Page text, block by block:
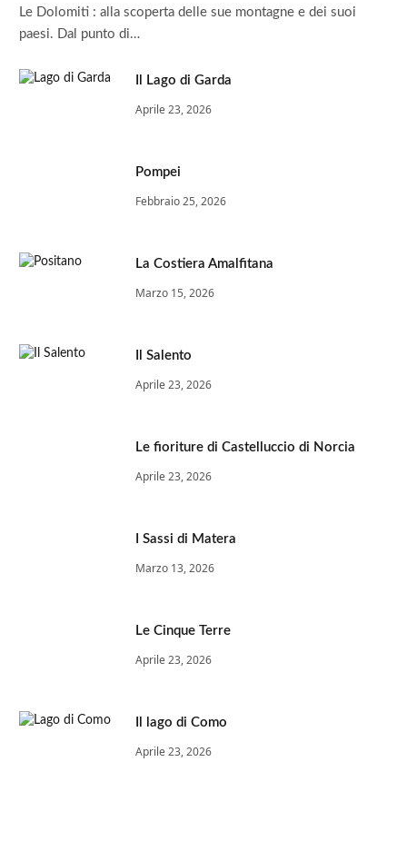
Le Dolomiti : alla scoperta delle sue montagne e dei suoi
paesi. Dal punto di…
Il Lago di Garda
Aprile 23, 2026
Pompei
Febbraio 25, 2026
La Costiera Amalfitana
Marzo 15, 2026
Il Salento
Aprile 23, 2026
Le fioriture di Castelluccio di Norcia
Aprile 23, 2026
I Sassi di Matera
Marzo 13, 2026
Le Cinque Terre
Aprile 23, 2026
Il lago di Como
Aprile 23, 2026